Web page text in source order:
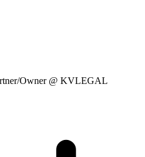
Owner @ KVLEGAL